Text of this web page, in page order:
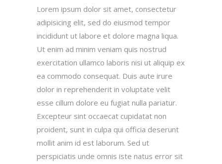
Lorem ipsum dolor sit amet, consectetur
adipisicing elit, sed do eiusmod tempor
incididunt ut labore et dolore magna liqua.
Ut enim ad minim veniam quis nostrud
exercitation ullamco laboris nisi ut aliquip ex
ea commodo consequat. Duis aute irure
dolor in reprehenderit in voluptate velit
esse cillum dolore eu fugiat nulla pariatur.
Excepteur sint occaecat cupidatat non
proident, sunt in culpa qui officia deserunt
mollit anim id est laborum. Sed ut
perspiciatis unde omnis iste natus error sit